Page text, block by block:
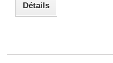
Détails